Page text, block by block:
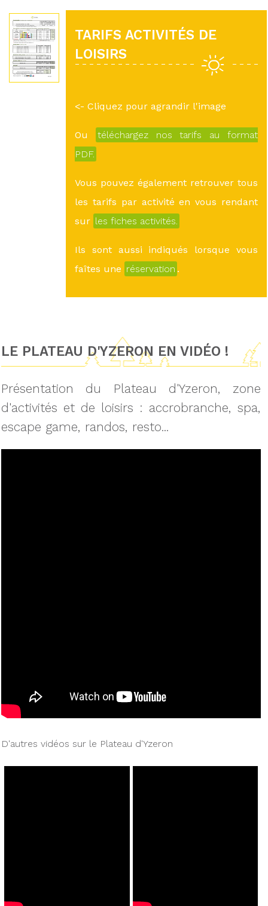
TARIFS ACTIVITÉS DE
LOISIRS
<- Cliquez pour agrandir l'image
Ou
téléchargez nos tarifs au format
PDF.
Vous pouvez également retrouver tous
les tarifs par activité en vous rendant
sur les fiches activités.
Ils sont aussi indiqués lorsque vous
faîtes une réservation .
LE PLATEAU D'YZERON EN VIDÉO !
Présentation du Plateau d'Yzeron, zone
d'activités et de loisirs : accrobranche, spa,
escape game, randos, resto...
D'autres vidéos sur le Plateau d'Yzeron